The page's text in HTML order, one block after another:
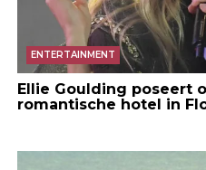
ENTERTAINMENT
Ellie Goulding poseert
romantische hotel in